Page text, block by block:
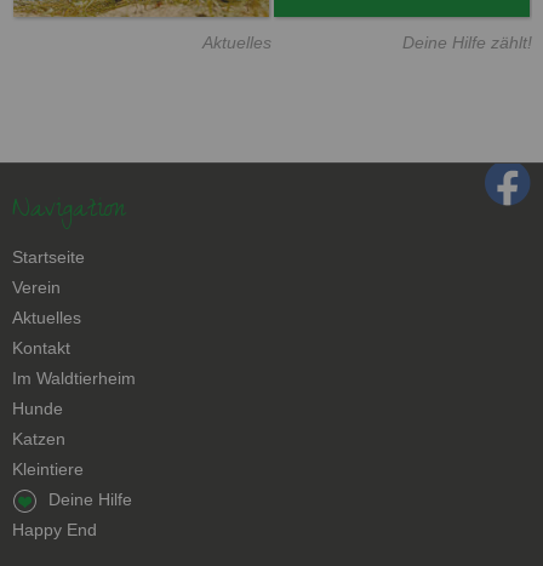
Aktuelles Deine Hilfe zählt!
Navigation
Navigation
überspringen
Startseite
Verein
Aktuelles
Kontakt
Navigation
überspringen
Im Waldtierheim
Hunde
Katzen
Kleintiere
Navigation
überspringen
Deine Hilfe
Happy End